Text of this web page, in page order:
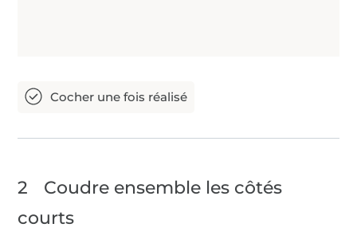
2
Coudre ensemble les côtés
courts